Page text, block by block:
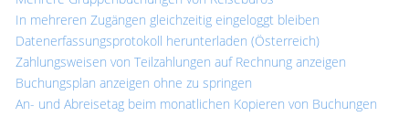
In mehreren Zugängen gleichzeitig eingeloggt bleiben
Datenerfassungsprotokoll herunterladen (Österreich)
Zahlungsweisen von Teilzahlungen auf Rechnung anzeigen
Buchungsplan anzeigen ohne zu springen
An- und Abreisetag beim monatlichen Kopieren von Buchungen